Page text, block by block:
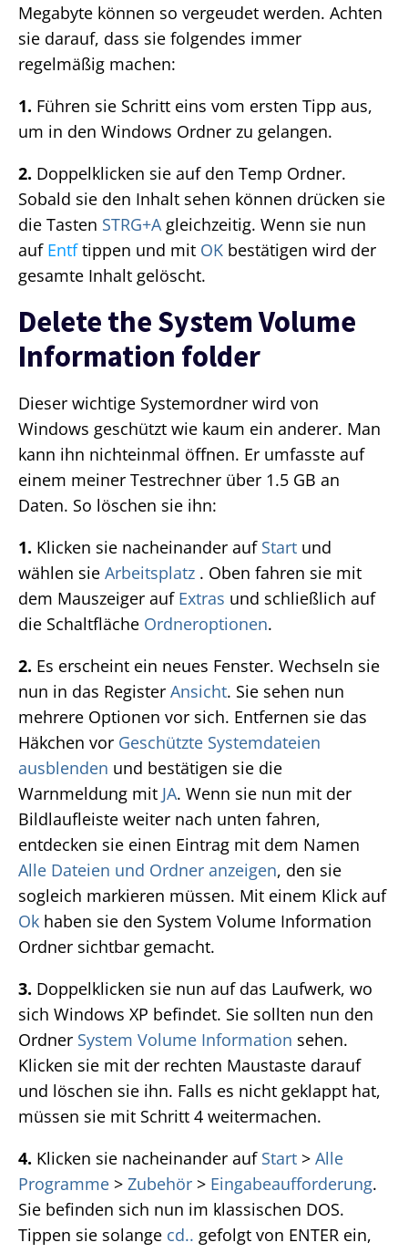
Megabyte können so vergeudet werden. Achten
sie darauf, dass sie folgendes immer
regelmäßig machen:
1. Führen sie Schritt eins vom ersten Tipp aus,
um in den Windows Ordner zu gelangen.
2. Doppelklicken sie auf den Temp Ordner.
Sobald sie den Inhalt sehen können drücken sie
die Tasten STRG+Agleichzeitig. Wenn sie nun
auf Entftippen und mit OK bestätigen wird der
gesamte Inhalt gelöscht.
Delete the System Volume
Information folder
Dieser wichtige Systemordner wird von
Windows geschützt wie kaum ein anderer. Man
kann ihn nichteinmal öffnen. Er umfasste auf
einem meiner Testrechner über 1.5 GB an
Daten. So löschen sie ihn:
1. Klicken sie nacheinander auf Start und
wählen sie Arbeitsplatz . Oben fahren sie mit
dem Mauszeiger auf Extras und schließlich auf
die Schaltfläche Ordneroptionen.
2. Es erscheint ein neues Fenster. Wechseln sie
nun in das Register Ansicht. Sie sehen nun
mehrere Optionen vor sich. Entfernen sie das
Häkchen vor Geschützte Systemdateien
ausblenden und bestätigen sie die
Warnmeldung mit JA. Wenn sie nun mit der
Bildlaufleiste weiter nach unten fahren,
entdecken sie einen Eintrag mit dem Namen
Alle Dateien und Ordner anzeigen, den sie
sogleich markieren müssen. Mit einem Klick auf
Ok haben sie den System Volume Information
Ordner sichtbar gemacht.
3. Doppelklicken sie nun auf das Laufwerk, wo
sich Windows XP befindet. Sie sollten nun den
Ordner System Volume Information sehen.
Klicken sie mit der rechten Maustaste darauf
und löschen sie ihn. Falls es nicht geklappt hat,
müssen sie mit Schritt 4 weitermachen.
4. Klicken sie nacheinander auf Start > Alle
Programme > Zubehör > Eingabeaufforderung.
Sie befinden sich nun im klassischen DOS.
Tippen sie solange cd.. gefolgt von ENTER ein,